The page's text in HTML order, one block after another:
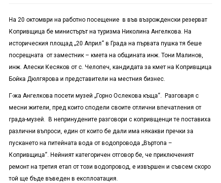
На 20 октомври на работно посещение в във възрожденски резерват
Копривщица бе министърът на туризма Николина Ангелкова. На
историческия площад „20 Април“ в Града на първата пушка тя беше
посрещната от заместник – кмета на общината инж. Тони Малинов,
инж. Алески Кесяков от с. Челопеч, кандидата за кмет на Копривщица
Бойка Дюлгярова и представители на местния бизнес.
Г-жа Ангелкова посети музей „Горно Ослекова къща“. Разговаря с
месни жители, пред които сподели своите отлични впечатления от
града-музей. В непринудените разговори с копривщенци те поставиха
различни въпроси, един от които бе дали има някакви пречки за
пускането на питейната вода от водопровода „Въртопа –
Копривщица“. Нейният категоричен отговор бе, че приключеният
ремонт на третия етап от този водопровод, е извършен и съвсем скоро
той ще бъде въведен в експлоатация.